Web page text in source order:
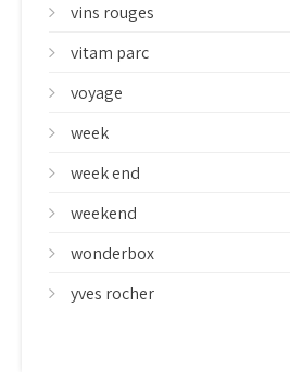
vins rouges
vitam parc
voyage
week
week end
weekend
wonderbox
yves rocher